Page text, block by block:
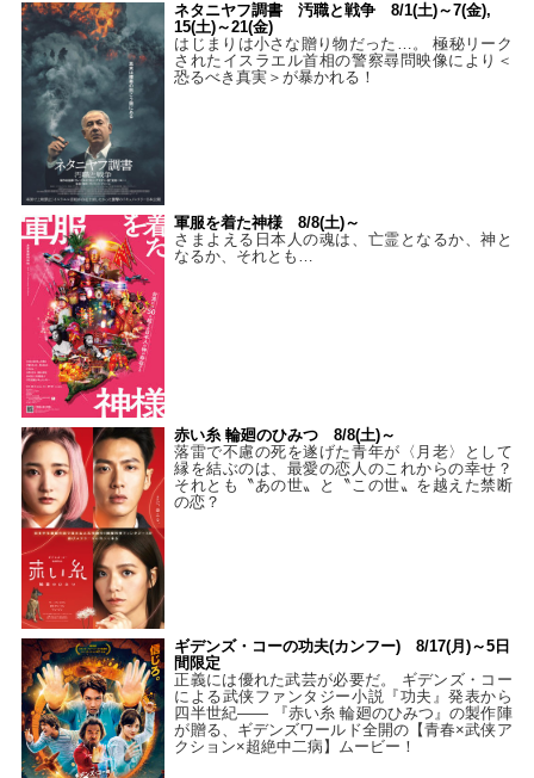
ネタニヤフ調書 汚職と戦争 8/1(土)～7(金),
15(土)～21(金)
はじまりは小さな贈り物だった…。 極秘リーク
されたイスラエル首相の警察尋問映像により＜
恐るべき真実＞が暴かれる！
軍服を着た神様 8/8(土)～
さまよえる日本人の魂は、亡霊となるか、神と
なるか、それとも…
赤い糸 輪廻のひみつ 8/8(土)～
落雷で不慮の死を遂げた青年が〈月老〉として
縁を結ぶのは、最愛の恋人のこれからの幸せ？
それとも〝あの世〟と〝この世〟を越えた禁断
の恋？
ギデンズ・コーの功夫(カンフー) 8/17(月)～5日
間限定
正義には優れた武芸が必要だ。 ギデンズ・コー
による武侠ファンタジー小説『功夫』発表から
四半世紀―― 『赤い糸 輪廻のひみつ』の製作陣
が贈る、ギデンズワールド全開の【青春×武侠ア
クション×超絶中二病】ムービー！